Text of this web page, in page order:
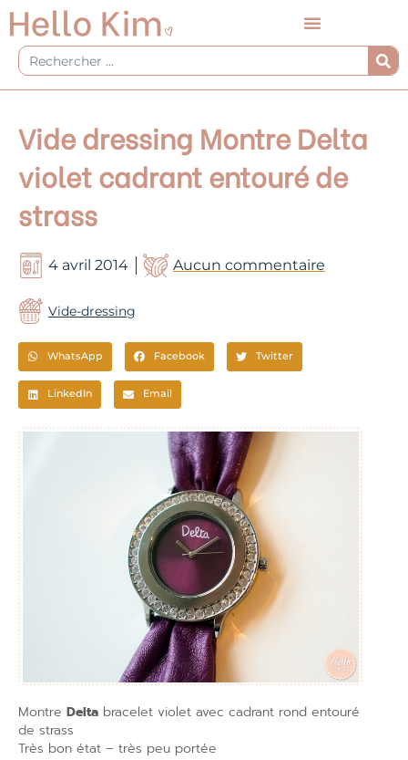
Aller
au
contenu
Rechercher
Vide dressing Montre Delta
violet cadrant entouré de
strass
4 avril 2014 Aucun commentaire
Vide-dressing
WhatsApp Facebook Twitter
LinkedIn Email
Montre Delta bracelet violet avec cadrant rond entouré
de strass
Très bon état – très peu portée